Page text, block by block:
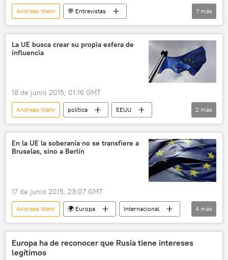
Rusia
ISIS
Andreas Wehr
💬 Entrevistas
💬 Opinión y Análisis
EEUU
Ucrania
Grecia
🌍 Europa
Unión Europea (UE)
7 más
La UE busca crear su propia esfera de
influencia
18 de junio 2015, 01:16 GMT
Andreas Wehr política
EEUU
Unión Europea (UE)
noticias
2 más
En la UE la soberanía no se transfiere a
Bruselas, sino a Berlín
17 de junio 2015, 23:07 GMT
Andreas Wehr 🌍 Europa
Internacional
Bélgica
Alemania
Unión Europea (UE)
noticias
4 más
Europa ha de reconocer que Rusia tiene intereses
legítimos